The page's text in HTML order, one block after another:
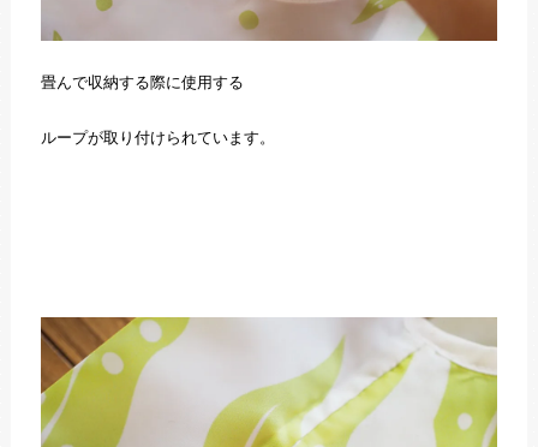
畳んで収納する際に使用する
ループが取り付けられています。